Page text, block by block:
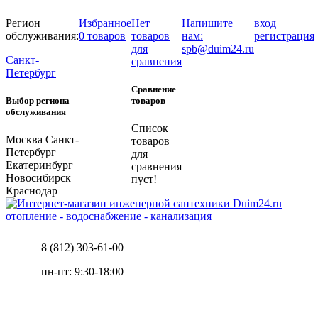
Регион
обслуживания:
Санкт-
Петербург
Выбор региона
обслуживания
Москва Санкт-
Петербург
Екатеринбург
Новосибирск
Краснодар
Избранное
0 товаров
Нет
товаров
для
сравнения
Сравнение
товаров
Список
товаров
для
сравнения
пуст!
Напишите
нам:
spb@duim24.ru
вход
регистрация
отопление - водоснабжение - канализация
8 (812) 303-61-00
пн-пт: 9:30-18:00